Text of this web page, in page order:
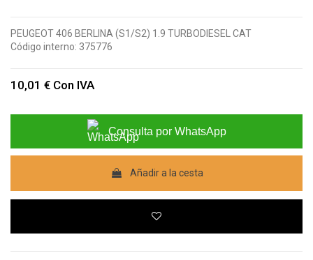
PEUGEOT 406 BERLINA (S1/S2) 1.9 TURBODIESEL CAT
Código interno: 375776
10,01 € Con IVA
Consulta por WhatsApp
Añadir a la cesta